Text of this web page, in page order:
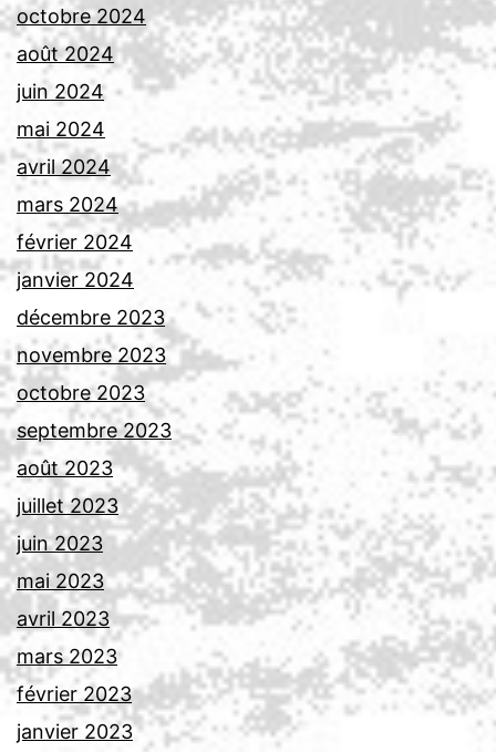
octobre 2024
août 2024
juin 2024
mai 2024
avril 2024
mars 2024
février 2024
janvier 2024
décembre 2023
novembre 2023
octobre 2023
septembre 2023
août 2023
juillet 2023
juin 2023
mai 2023
avril 2023
mars 2023
février 2023
janvier 2023